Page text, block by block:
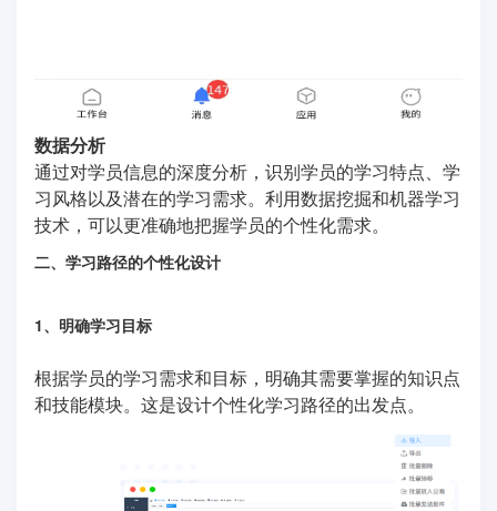
数据分析
通过对学员信息的深度分析，识别学员的学习特点、学
习风格以及潜在的学习需求。利用数据挖掘和机器学习
技术，可以更准确地把握学员的个性化需求。
二、学习路径的个性化设计
1、明确学习目标
根据学员的学习需求和目标，明确其需要掌握的知识点
和技能模块。这是设计个性化学习路径的出发点。